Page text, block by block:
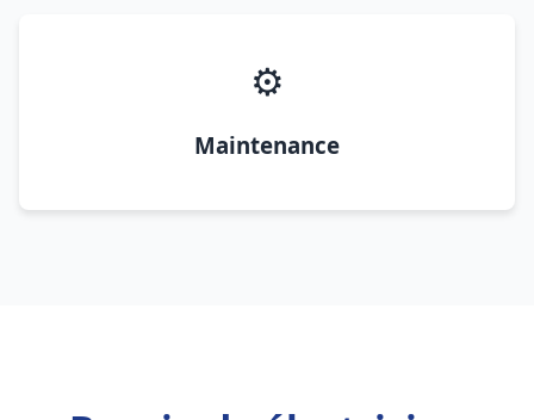
⚙️
Maintenance